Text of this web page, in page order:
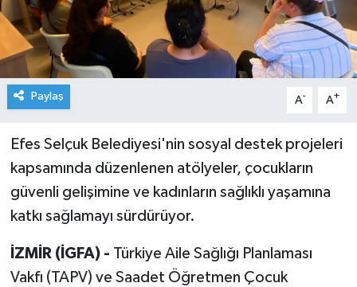
Paylaş A- A+
Efes Selçuk Belediyesi'nin sosyal destek projeleri
kapsamında düzenlenen atölyeler, çocukların
güvenli gelişimine ve kadınların sağlıklı yaşamına
katkı sağlamayı sürdürüyor.
İZMİR (İGFA) - Türkiye Aile Sağlığı Planlaması
Vakfı (TAPV) ve Saadet Öğretmen Çocuk